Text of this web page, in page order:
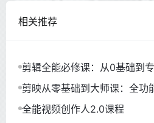
相关推荐
剪辑全能必修课：从0基础到
剪映从零基础到大师课：全功
全能视频创作人2.0课程